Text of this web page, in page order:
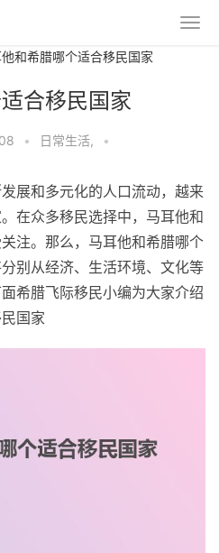
和希腊哪个适合移民国家
合移民国家
• 日常生活, •
展和多元化的人口流动，越来
在众多移民选择中，马耳他和
注。那么，马耳他和希腊哪个
别从经济、生活环境、文化等
希腊飞际移民小编为大家介绍
国家